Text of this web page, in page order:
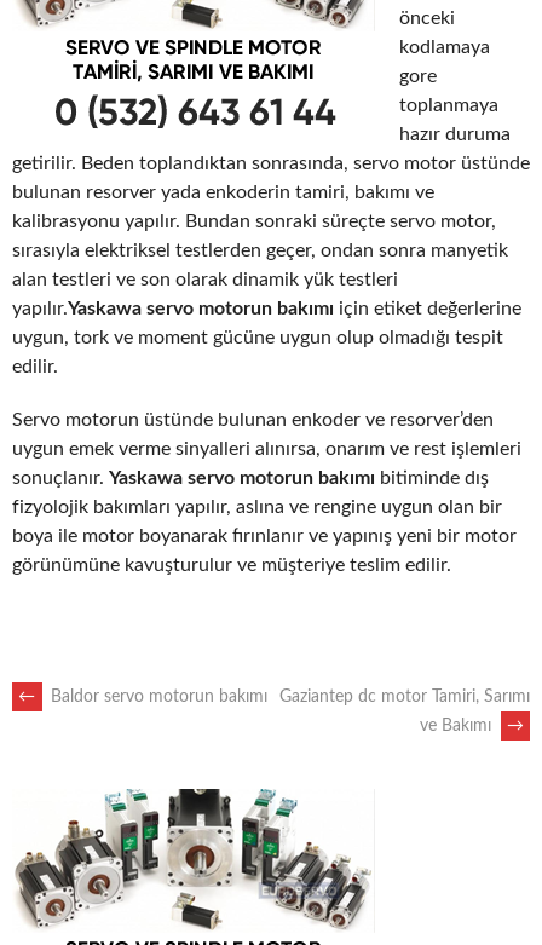
önceki
kodlamaya
gore
toplanmaya
hazır duruma
getirilir. Beden toplandıktan sonrasında, servo motor üstünde
bulunan resorver yada enkoderin tamiri, bakımı ve
kalibrasyonu yapılır. Bundan sonraki süreçte servo motor,
sırasıyla elektriksel testlerden geçer, ondan sonra manyetik
alan testleri ve son olarak dinamik yük testleri
yapılır.Yaskawa servo motorun bakımı için etiket değerlerine
uygun, tork ve moment gücüne uygun olup olmadığı tespit
edilir.
Servo motorun üstünde bulunan enkoder ve resorver’den
uygun emek verme sinyalleri alınırsa, onarım ve rest işlemleri
sonuçlanır. Yaskawa servo motorun bakımı bitiminde dış
fizyolojik bakımları yapılır, aslına ve rengine uygun olan bir
boya ile motor boyanarak fırınlanır ve yapınış yeni bir motor
görünümüne kavuşturulur ve müşteriye teslim edilir.
POST
NAVIGATION
← Baldor servo motorun bakımı
Gaziantep dc motor Tamiri, Sarımı
ve Bakımı
→